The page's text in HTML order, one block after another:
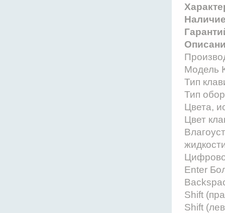
Модель
Тип
Тип
Цвета,
Цвет
Enter
Shift
Shift